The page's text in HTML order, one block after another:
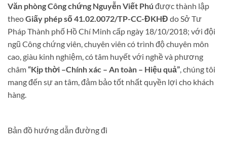
Văn phòng Công chứng Nguyễn Viết Phú được thành lập
theoGiấy phép số 41.02.0072/TP-CC-ĐKHĐ do Sở Tư
Pháp Thành phố Hồ Chí Minh cấp ngày 18/10/2018; với đội
ngũ Công chứng viên, chuyên viên có trình độ chuyên môn
cao, giàu kinh nghiệm, có tâm huyết với nghề và phương
châm“Kịp thời –Chính xác – An toàn – Hiệu quả” , chúng tôi
mang đến sự an tâm, đảm bảo tốt nhất quyền lợi cho khách
hàng.
Bản đồ hướng dẫn đường đi